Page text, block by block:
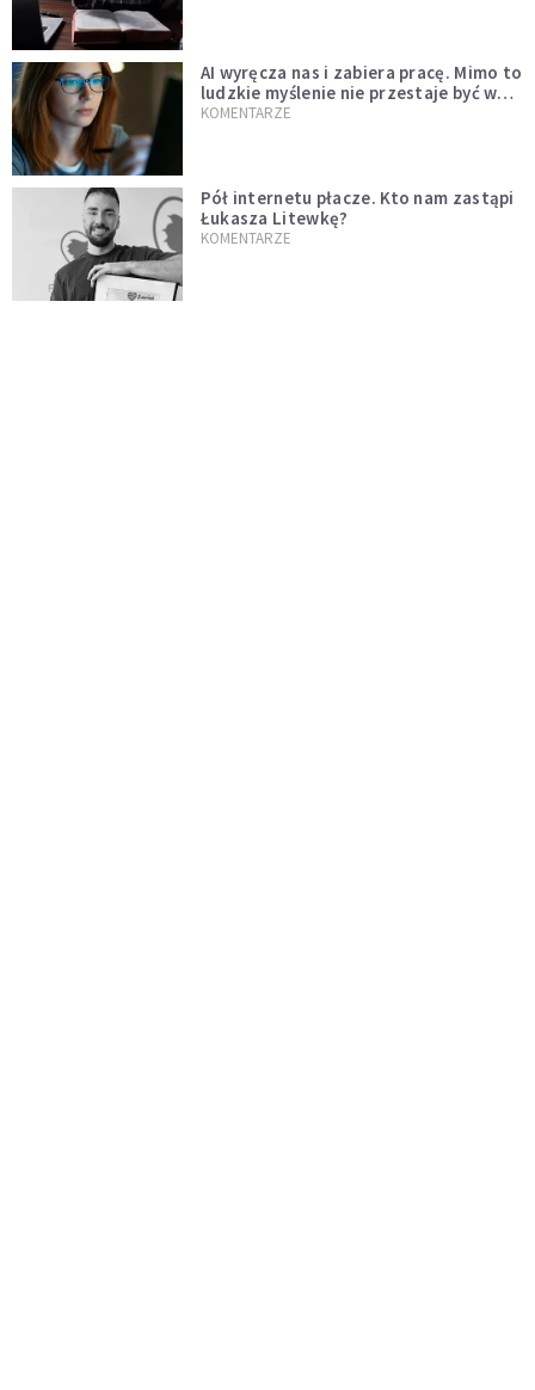
AI wyręcza nas i zabiera pracę. Mimo to
ludzkie myślenie nie przestaje być w
cenie
KOMENTARZE
Pół internetu płacze. Kto nam zastąpi
Łukasza Litewkę?
KOMENTARZE